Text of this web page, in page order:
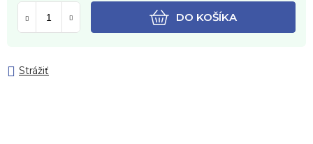
DO KOŠÍKA
Strážiť